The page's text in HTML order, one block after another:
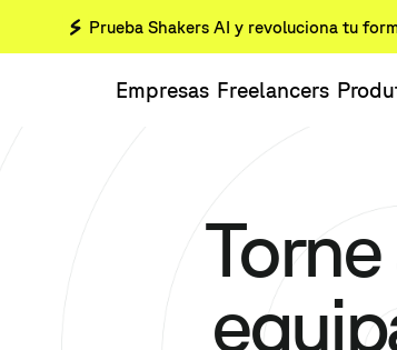
Prueba Shakers AI y revoluciona tu
Empresas Freelancers